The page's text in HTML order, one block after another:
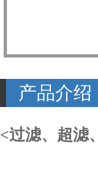
产品介绍
<过滤、超滤